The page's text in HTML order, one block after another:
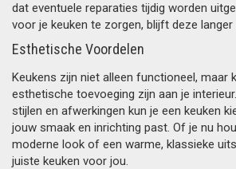
dat eventuele reparaties tijdig worden
voor je keuken te zorgen, blijft deze
Esthetische Voordelen
Keukens zijn niet alleen functioneel, maar
esthetische toevoeging zijn aan je
stijlen en afwerkingen kun je een keuken
jouw smaak en inrichting past. Of je nu
moderne look of een warme, klassieke
juiste keuken voor jou.